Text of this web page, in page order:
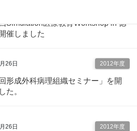
Simulation医療教育Workshop in 徳
催しました
26日 2012年度
回形成外科病理組織セミナー」を開
た。
26日 2012年度